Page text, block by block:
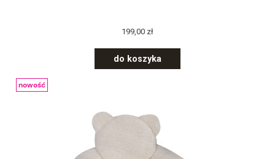
199,00 zł
do koszyka
nowość